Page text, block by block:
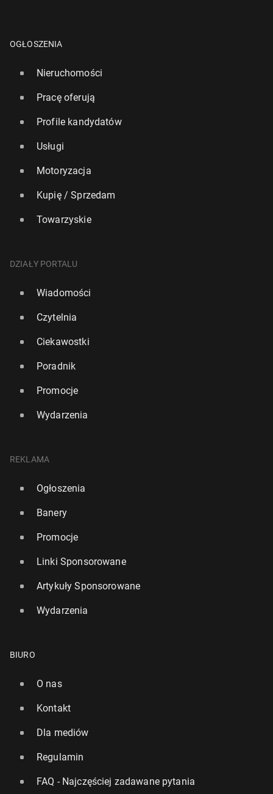
OGŁOSZENIA
Nieruchomości
Pracę oferują
Profile kandydatów
Usługi
Motoryzacja
Kupię / Sprzedam
Towarzyskie
DZIAŁY PORTALU
Wiadomości
Czytelnia
Ciekawostki
Poradnik
Promocje
Wydarzenia
REKLAMA
Ogłoszenia
Banery
Promocje
Linki Sponsorowane
Artykuły Sponsorowane
Wydarzenia
BIURO
O nas
Kontakt
Dla mediów
Regulamin
FAQ - Najczęściej zadawane pytania